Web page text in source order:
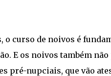
o curso de noivos é
E os noivos também não
nupciais, que vão